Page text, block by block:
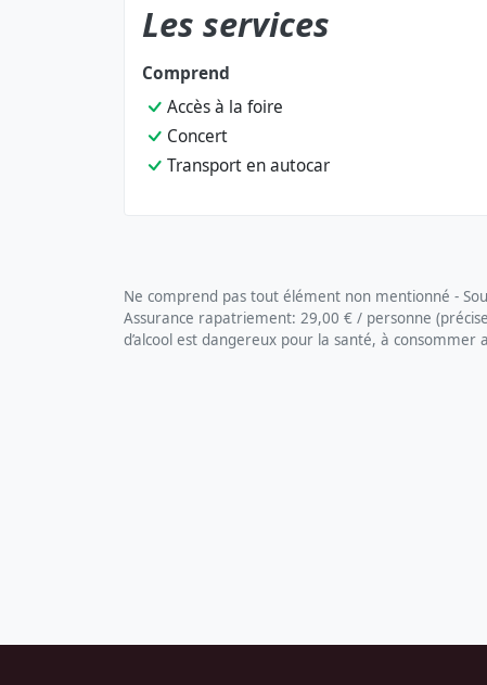
Les services
Comprend
Accès à la foire
Concert
Transport en autocar
Ne comprend pas tout élément non mentionné -
Assurance rapatriement: 29,00 € / personne
d’alcool est dangereux pour la santé, à consommer